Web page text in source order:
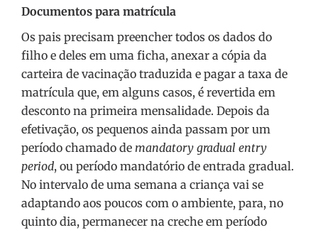
Documentos para matrícula
Os pais precisam preencher todos os dados do
filho e deles em uma ficha, anexar a cópia da
carteira de vacinação traduzida e pagar a taxa de
matrícula que, em alguns casos, é revertida em
desconto na primeira mensalidade. Depois da
efetivação, os pequenos ainda passam por um
período chamado de mandatory gradual entry
period, ou período mandatório de entrada gradual.
No intervalo de uma semana a criança vai se
adaptando aos poucos com o ambiente, para, no
quinto dia, permanecer na creche em período